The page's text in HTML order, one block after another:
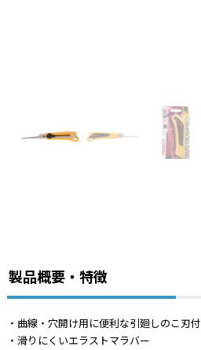
製品概要・特徴
・曲線・穴開け用に便利な引廻しのこ刃付
・滑りにくいエラストマラバー